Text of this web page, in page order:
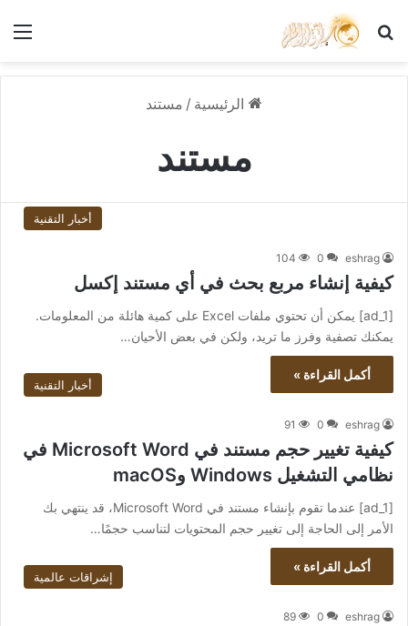
بحث عن
الرئيسية / مستند
مستند
أخبار التقنية
eshrag
0
104
كيفية إنشاء مربع بحث في أي مستند إكسل
[ad_1] يمكن أن تحتوي ملفات Excel على كمية هائلة من المعلومات.
يمكنك تصفية وفرز ما تريد، ولكن في بعض الأحيان…
أكمل القراءة »
أخبار التقنية
eshrag
0
91
كيفية تغيير حجم مستند في Microsoft Word في
نظامي التشغيل Windows وmacOS
[ad_1] عندما تقوم بإنشاء مستند في Microsoft Word، قد ينتهي بك
الأمر إلى الحاجة إلى تغيير حجم المحتويات لتناسب حجمًا…
أكمل القراءة »
إشراقات عالمية
eshrag
0
89